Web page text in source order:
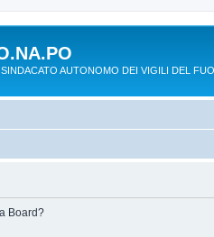
AUTONOMO DEI VIGILI DEL
Board?